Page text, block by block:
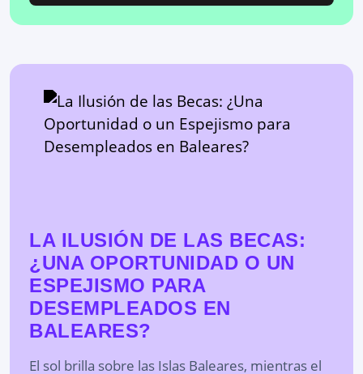
LA ILUSIÓN DE LAS BECAS:
¿UNA OPORTUNIDAD O UN
ESPEJISMO PARA
DESEMPLEADOS EN
BALEARES?
El sol brilla sobre las Islas Baleares, mientras el